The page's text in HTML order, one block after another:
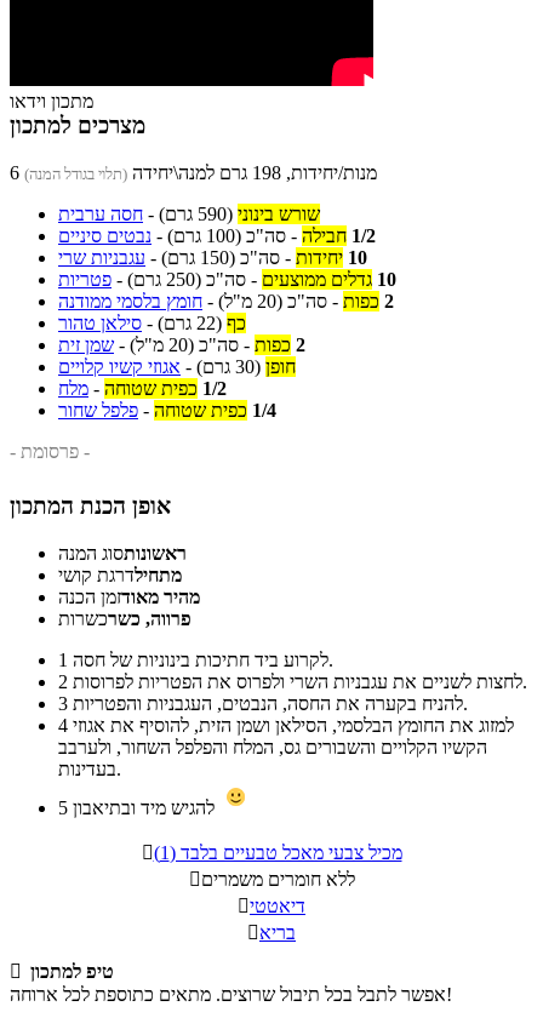
מתכון וידאו
מצרכים למתכון
6 מנות/יחידות, 198 גרם למנה\יחידה (תלוי בגודל המנה)
חסה ערבית - שורש בינוני (590 גרם)
נבטים סיניים - 1/2 חבילה - סה"כ (100 גרם)
עגבניות שרי - 10 יחידות - סה"כ (150 גרם)
פטריות - 10 גדלים ממוצעים - סה"כ (250 גרם)
חומץ בלסמי ממודנה - 2 כפות - סה"כ (20 מ"ל)
סילאן טהור - כף (22 גרם)
שמן זית - 2 כפות - סה"כ (20 מ"ל)
אגוזי קשיו קלויים - חופן (30 גרם)
מלח - 1/2 כפית שטוחה
פלפל שחור - 1/4 כפית שטוחה
- פרסומת -
אופן הכנת המתכון
ראשונותסוג המנה
מתחילדרגת קושי
מהיר מאודזמן הכנה
פרווה, כשרכשרות
1
לקרוע ביד חתיכות בינוניות של חסה.
2
לחצות לשניים את עגבניות השרי ולפרוס את הפטריות לפרוסות.
3
להניח בקערה את החסה, הנבטים, העגבניות והפטריות.
4
הקשיו הקלויים והשבורים גס, המלח והפלפל השחור, ולערבב
בעדינות.
5

מכיל צבעי מאכל טבעיים בלבד (1)
ללא חומרים משמרים
דיאטטי
בריא
 טיפ למתכון
אפשר לתבל בכל תיבול שרוצים. מתאים כתוספת לכל ארוחה!